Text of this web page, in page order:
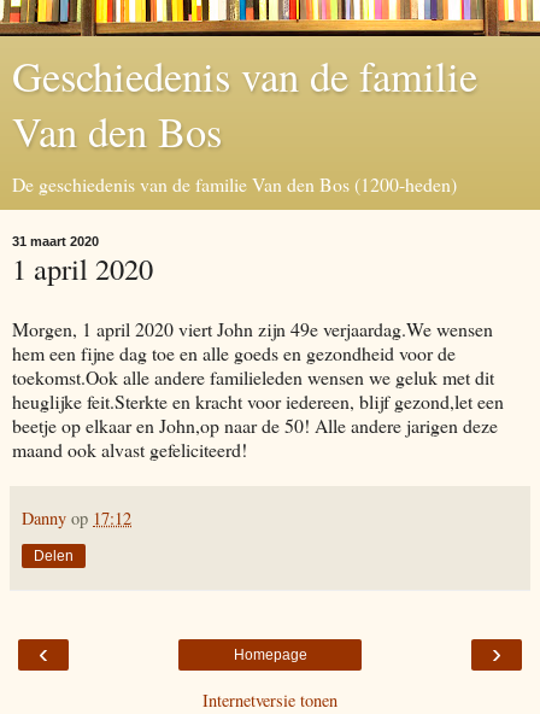
Geschiedenis van de familie
Van den Bos
De geschiedenis van de familie Van den Bos (1200-heden)
31 maart 2020
1 april 2020
Morgen, 1 april 2020 viert John zijn 49e verjaardag.We wensen
hem een fijne dag toe en alle goeds en gezondheid voor de
toekomst.Ook alle andere familieleden wensen we geluk met dit
heuglijke feit.Sterkte en kracht voor iedereen, blijf gezond,let een
beetje op elkaar en John,op naar de 50! Alle andere jarigen deze
maand ook alvast gefeliciteerd!
Danny op 17:12
Delen
‹ ›
Homepage
Internetversie tonen